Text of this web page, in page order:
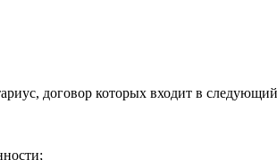
договор которых входит в